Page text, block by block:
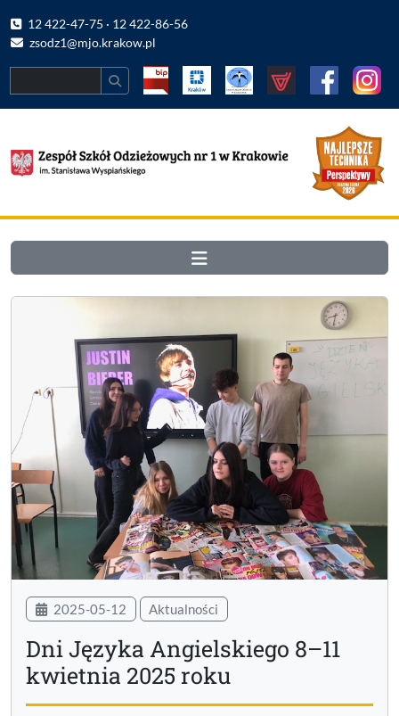
12 422-47-75 · 12 422-86-56
zsodz1@mjo.krakow.pl
2025-05-12 Aktualności
Dni Języka Angielskiego 8–11
kwietnia 2025 roku